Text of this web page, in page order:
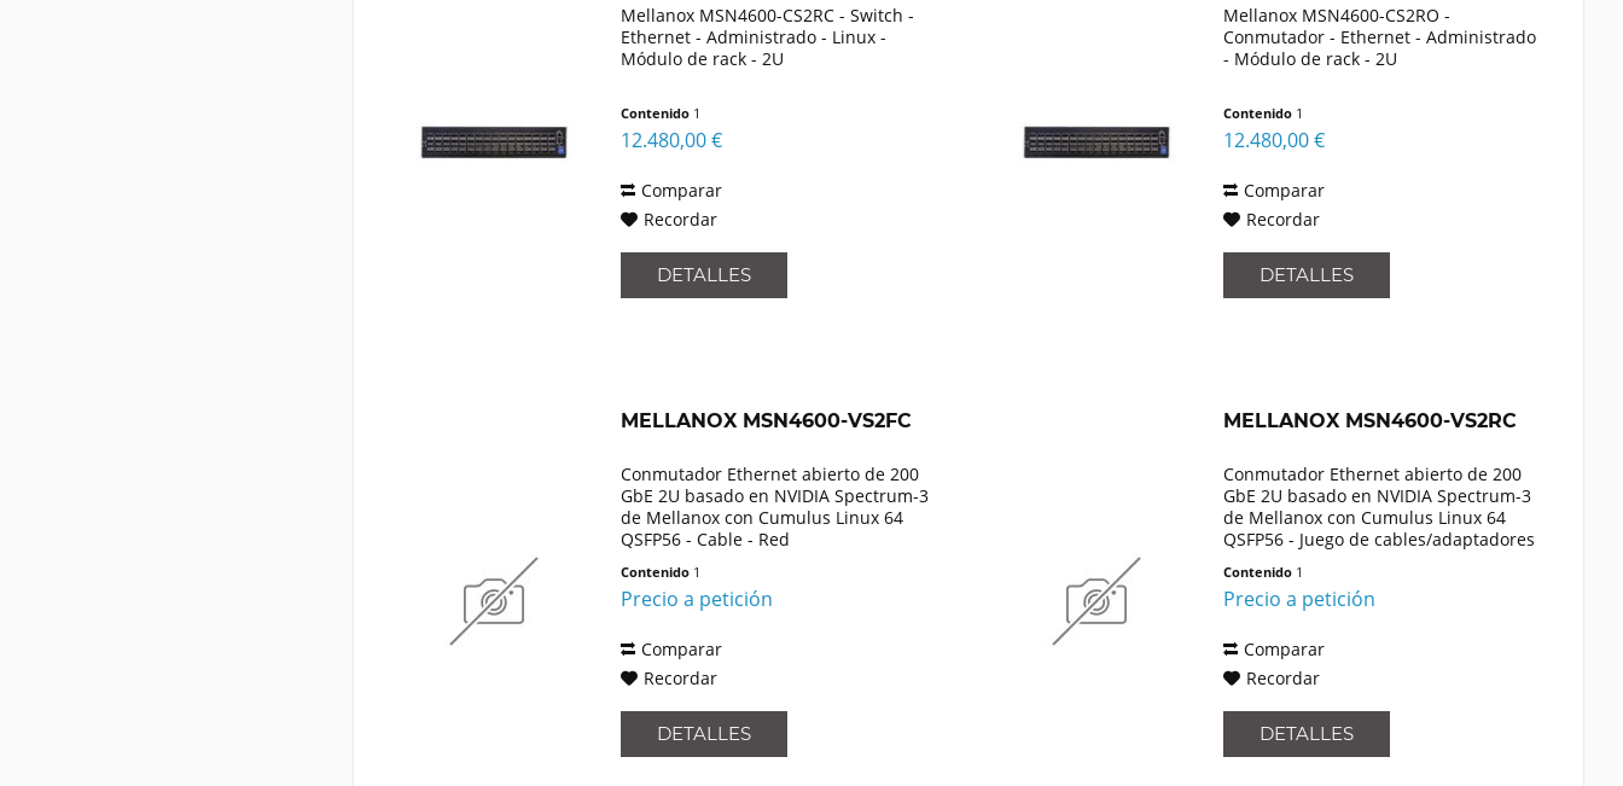
Mellanox MSN4600-CS2RC - Switch -
Ethernet - Administrado - Linux -
Módulo de rack - 2U
Contenido 1
12.480,00 €
Comparar
Recordar
DETALLES
Mellanox MSN4600-CS2RO -
Conmutador - Ethernet - Administrado
- Módulo de rack - 2U
Contenido 1
12.480,00 €
Comparar
Recordar
DETALLES
MELLANOX MSN4600-VS2FC
Conmutador Ethernet abierto de 200
GbE 2U basado en NVIDIA Spectrum-3
de Mellanox con Cumulus Linux 64
QSFP56 - Cable - Red
Contenido 1
Precio a petición
Comparar
Recordar
DETALLES
MELLANOX MSN4600-VS2RC
Conmutador Ethernet abierto de 200
GbE 2U basado en NVIDIA Spectrum-3
de Mellanox con Cumulus Linux 64
QSFP56 - Juego de cables/adaptadores
Contenido 1
Precio a petición
Comparar
Recordar
DETALLES